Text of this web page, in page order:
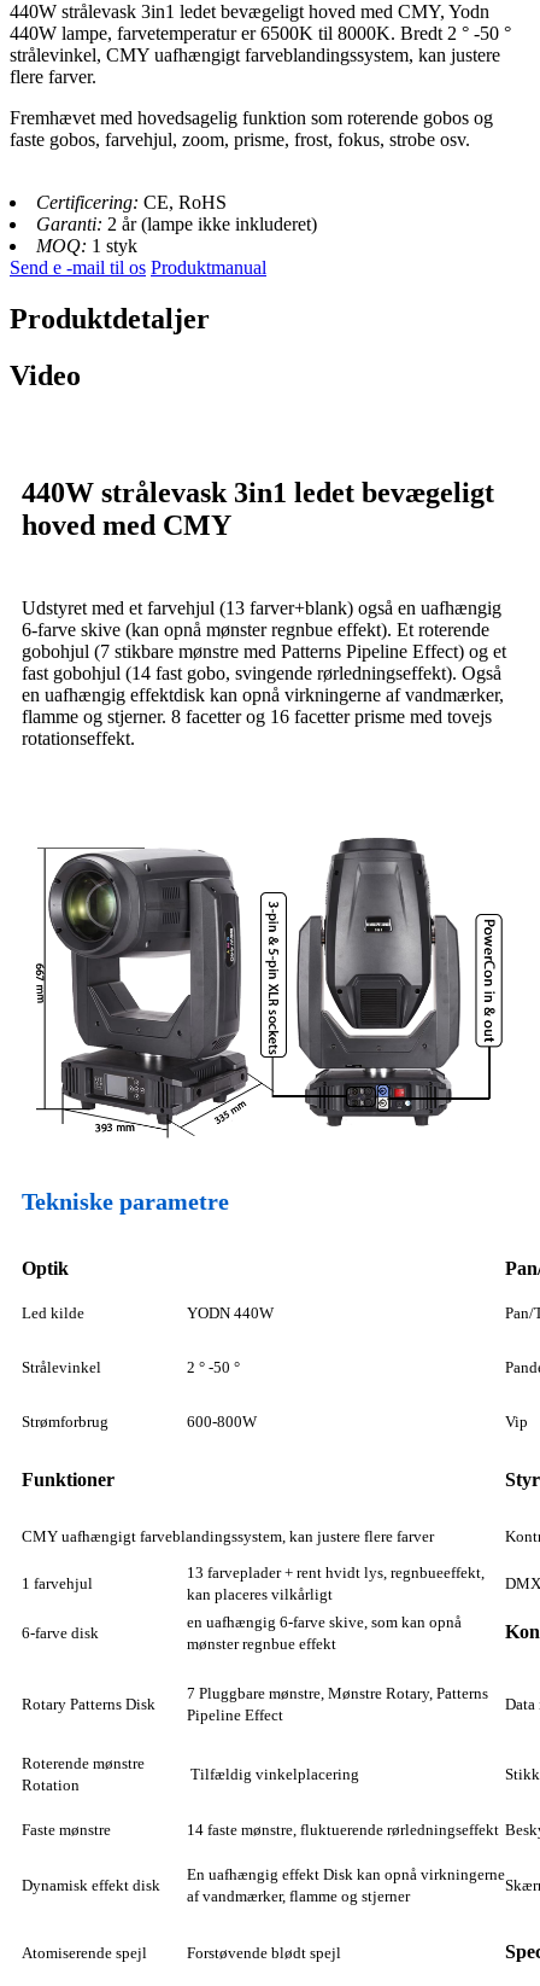
440W strålevask 3in1 ledet bevægeligt hoved med CMY, Yodn
440W lampe, farvetemperatur er 6500K til 8000K. Bredt 2 ° -50 °
strålevinkel, CMY uafhængigt farveblandingssystem, kan justere
flere farver.
Fremhævet med hovedsagelig funktion som roterende gobos og
faste gobos, farvehjul, zoom, prisme, frost, fokus, strobe osv.
Certificering: CE, RoHS
Garanti: 2 år (lampe ikke inkluderet)
MOQ: 1 styk
Send e -mail til os Produktmanual
Produktdetaljer
Video
440W strålevask 3in1 ledet bevægeligt
hoved med CMY
Udstyret med et farvehjul (13 farver+blank) også en uafhængig
6-farve skive (kan opnå mønster regnbue effekt). Et roterende
gobohjul (7 stikbare mønstre med Patterns Pipeline Effect) og et
fast gobohjul (14 fast gobo, svingende rørledningseffekt). Også
en uafhængig effektdisk kan opnå virkningerne af vandmærker,
flamme og stjerner. 8 facetter og 16 facetter prisme med tovejs
rotationseffekt.
Tekniske parametre
Optik
Led kilde YODN 440W Pan/
Strålevinkel 2 ° -50 °
Strømforbrug 600-800W Vip
Funktioner
CMY uafhængigt farveblandingssystem, kan justere flere farver
1 farvehjul
13 farveplader + rent hvidt lys, regnbueeffekt,
kan placeres vilkårligt
6-farve disk
en uafhængig 6-farve skive, som kan opnå
mønster regnbue effekt
Rotary Patterns Disk
7 Pluggbare mønstre, Mønstre Rotary, Patterns
Pipeline Effect
Roterende mønstre
Rotation
Tilfældig vinkelplacering
Faste mønstre 14 faste mønstre, fluktuerende rørledningseffekt
Dynamisk effekt disk
En uafhængig effekt Disk kan opnå virkningerne
af vandmærker, flamme og stjerner
Atomiserende spejl Forstøvende blødt spejl